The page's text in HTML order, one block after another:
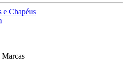
e Chapéus